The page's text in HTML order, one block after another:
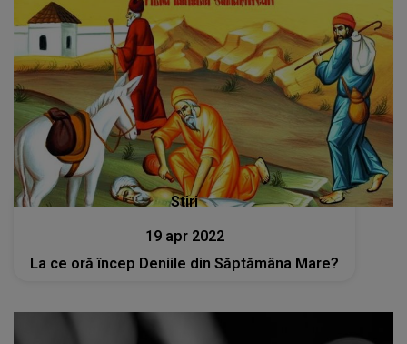
Stiri
19 apr 2022
La ce oră încep Deniile din Săptămâna Mare?